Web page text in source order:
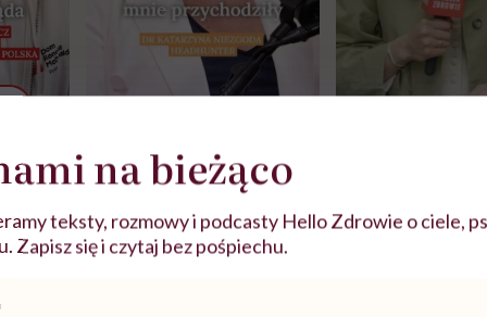
tylko
"Jestem w ciąży, co mi się
należy?". Headhunter o
zmianie pokoleniowej u
kobiet w ciąży na rynku
Instrukcja". Tym
atakach paniki.
na bieżąco
teksty, rozmowy i podcasty Hello Zdrowie o ciele,
Zapisz się i czytaj bez pośpiechu.